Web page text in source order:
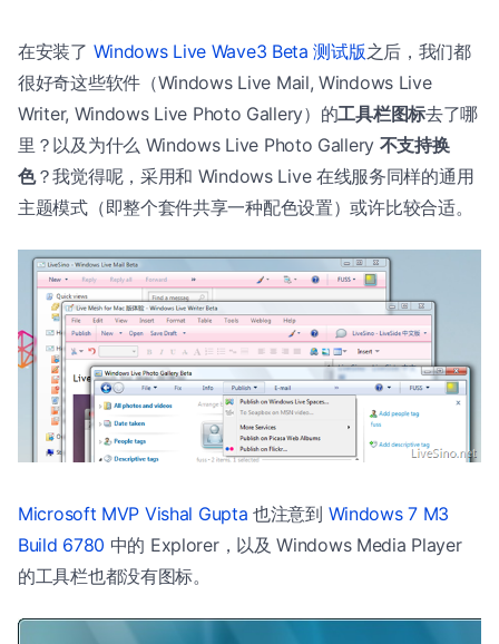
在安装了 Windows Live Wave3 Beta 测试版之后，我们都
很好奇这些软件（Windows Live Mail, Windows Live
Writer, Windows Live Photo Gallery）的工具栏图标去了哪
里？以及为什么 Windows Live Photo Gallery 不支持换
色？我觉得呢，采用和 Windows Live 在线服务同样的通用
主题模式（即整个套件共享一种配色设置）或许比较合适。
Microsoft MVP Vishal Gupta 也注意到 Windows 7 M3
Build 6780 中的 Explorer，以及 Windows Media Player
的工具栏也都没有图标。